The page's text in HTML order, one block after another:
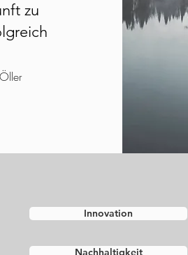
zu
Innovation
Nachhaltigkeit